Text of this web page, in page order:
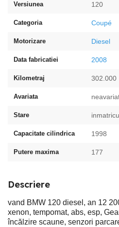
Versiunea 120
Categoria Coupé
Motorizare Diesel
Data fabricatiei 2008
Kilometraj 302.000
Avariata
Stare
Capacitate cilindrica 1998
Putere maxima 177
Descriere
vand BMW 120 diesel, an 12
xenon, tempomat, abs, esp,
încălzire scaune, senzori